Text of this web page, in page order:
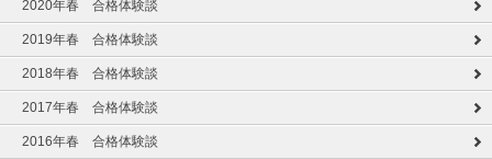
2020年春 合格体験談
2019年春 合格体験談
2018年春 合格体験談
2017年春 合格体験談
2016年春 合格体験談